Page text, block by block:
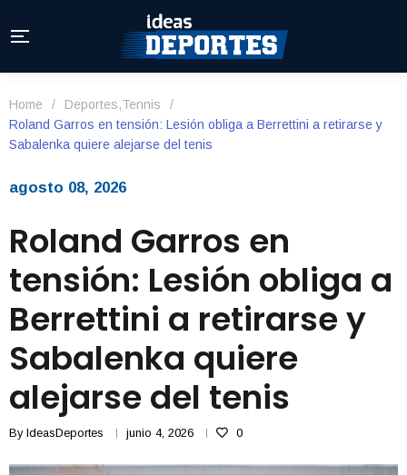
Home / Deportes,Tennis
/
Roland Garros en tensión: Lesión obliga a Berrettini a retirarse y
Sabalenka quiere alejarse del tenis
agosto 08, 2026
Roland Garros en
tensión: Lesión obliga a
Berrettini a retirarse y
Sabalenka quiere
alejarse del tenis
By IdeasDeportes junio 4, 2026 0